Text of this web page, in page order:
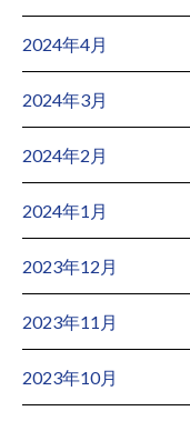
2024年4月
2024年3月
2024年2月
2024年1月
2023年12月
2023年11月
2023年10月